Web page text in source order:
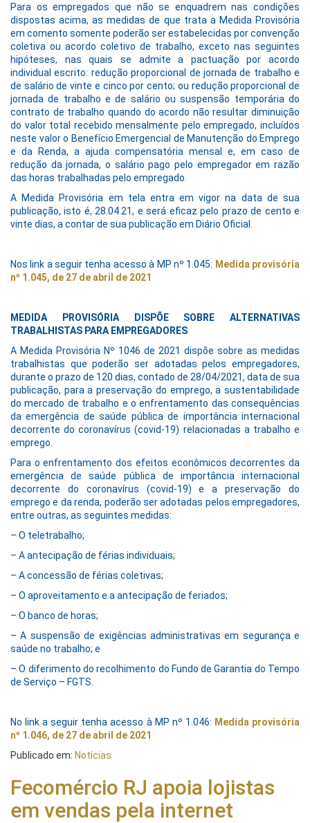
Para os empregados que não se enquadrem nas condições
dispostas acima, as medidas de que trata a Medida Provisória
em comento somente poderão ser estabelecidas por convenção
coletiva ou acordo coletivo de trabalho, exceto nas seguintes
hipóteses, nas quais se admite a pactuação por acordo
individual escrito: redução proporcional de jornada de trabalho e
de salário de vinte e cinco por cento; ou redução proporcional de
jornada de trabalho e de salário ou suspensão temporária do
contrato de trabalho quando do acordo não resultar diminuição
do valor total recebido mensalmente pelo empregado, incluídos
neste valor o Benefício Emergencial de Manutenção do Emprego
e da Renda, a ajuda compensatória mensal e, em caso de
redução da jornada, o salário pago pelo empregador em razão
das horas trabalhadas pelo empregado.
A Medida Provisória em tela entra em vigor na data de sua
publicação, isto é, 28.04.21, e será eficaz pelo prazo de cento e
vinte dias, a contar de sua publicação em Diário Oficial.
Nos link a seguir tenha acesso à MP nº 1.045: Medida provisória
nº 1.045, de 27 de abril de 2021
MEDIDA PROVISÓRIA DISPÕE SOBRE ALTERNATIVAS
TRABALHISTAS PARA EMPREGADORES
A Medida Provisória Nº 1046 de 2021 dispõe sobre as medidas
trabalhistas que poderão ser adotadas pelos empregadores,
durante o prazo de 120 dias, contado de 28/04/2021, data de sua
publicação, para a preservação do emprego, a sustentabilidade
do mercado de trabalho e o enfrentamento das consequências
da emergência de saúde pública de importância internacional
decorrente do coronavírus (covid-19) relacionadas a trabalho e
emprego.
Para o enfrentamento dos efeitos econômicos decorrentes da
emergência de saúde pública de importância internacional
decorrente do coronavírus (covid-19) e a preservação do
emprego e da renda, poderão ser adotadas pelos empregadores,
entre outras, as seguintes medidas:
– O teletrabalho;
– A antecipação de férias individuais;
– A concessão de férias coletivas;
– O aproveitamento e a antecipação de feriados;
– O banco de horas;
– A suspensão de exigências administrativas em segurança e
saúde no trabalho; e
– O diferimento do recolhimento do Fundo de Garantia do Tempo
de Serviço – FGTS.
No link a seguir tenha acesso à MP nº 1.046: Medida provisória
nº 1.046, de 27 de abril de 2021
Publicado em: Notícias
Fecomércio RJ apoia lojistas
em vendas pela internet